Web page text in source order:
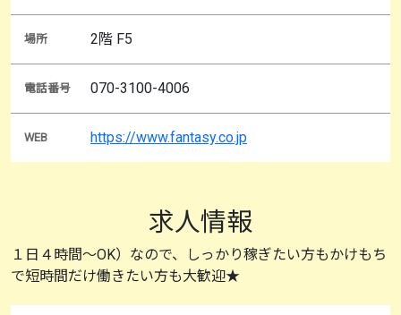
場所 2階 F5
電話番号 070-3100-4006
WEB https://www.fantasy.co.jp
求人情報
１日４時間～OK）なので、しっかり稼ぎたい方もかけもち
で短時間だけ働きたい方も大歓迎★